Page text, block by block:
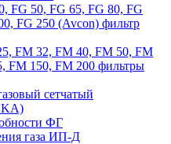
FG 50, FG 65, FG 80, FG
FG 250 (Avcon) фильтр
FM 32, FM 40, FM 50, FM
FM 150, FM 200 фильтры
сетчатый
ФГ
газа ИП-Д